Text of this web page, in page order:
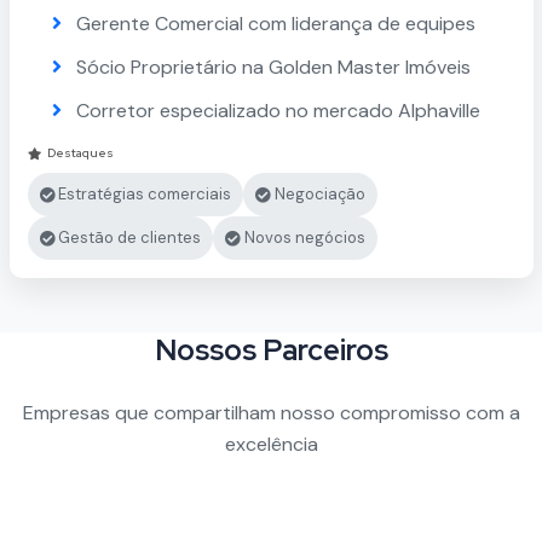
Gerente Comercial com liderança de equipes
Sócio Proprietário na Golden Master Imóveis
Corretor especializado no mercado Alphaville
Destaques
Estratégias comerciais Negociação
Gestão de clientes Novos negócios
Nossos Parceiros
Empresas que compartilham nosso compromisso com a
excelência